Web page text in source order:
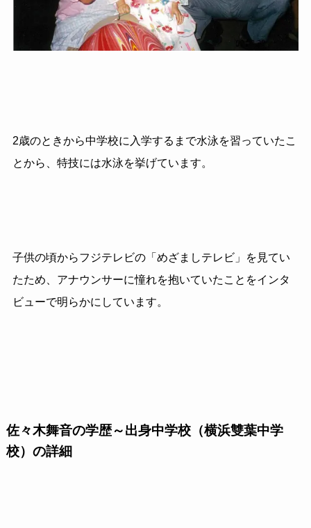
2歳のときから中学校に入学するまで水泳を習っていたこ
とから、特技には水泳を挙げています。
子供の頃からフジテレビの「めざましテレビ」を見てい
たため、アナウンサーに憧れを抱いていたことをインタ
ビューで明らかにしています。
佐々木舞音の学歴～出身中学校（横浜雙葉中学
校）の詳細